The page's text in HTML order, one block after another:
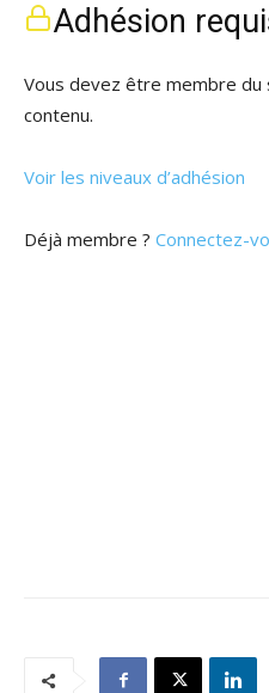
Adhésion
Vous devez être membre du
contenu.
Voir les niveaux d’adhésion
Déjà membre ? Connectez-